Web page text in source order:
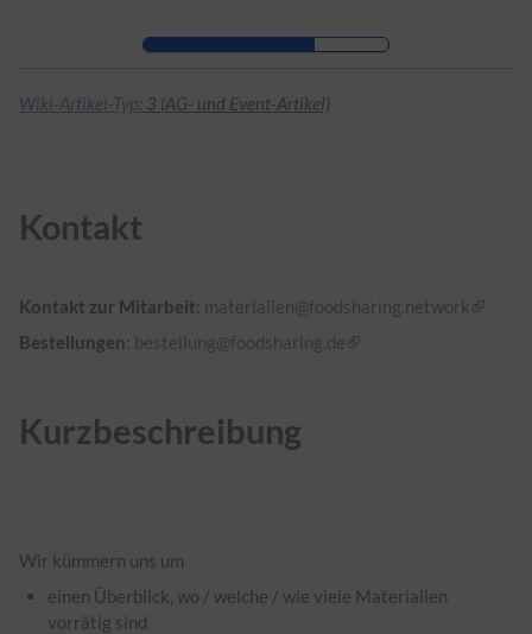
Zur Hauptnavigation
Wiki-Artikel-Typ: 3 (AG- und Event-Artikel)
Kontakt
Kontakt zur Mitarbeit: materialien@foodsharing.network
Bestellungen: bestellung@foodsharing.de
Kurzbeschreibung
Wir kümmern uns um
einen Überblick, wo / welche / wie viele Materialien
vorrätig sind